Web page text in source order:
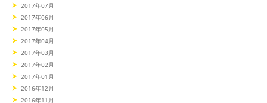
2017年07月
2017年06月
2017年05月
2017年04月
2017年03月
2017年02月
2017年01月
2016年12月
2016年11月